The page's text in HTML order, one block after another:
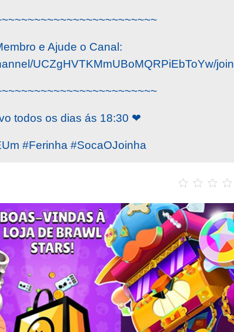
e Ajude o Canal:
UCZgHVTKMmUBoMQRPiEbToYw/join
todos os dias ás 18:30 ❤
#Ferinha #SocaOJoinha